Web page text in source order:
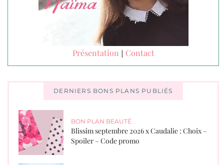
Présentation | Contact
DERNIERS BONS PLANS PUBLIÉS
BON PLAN BEAUTÉ
Blissim septembre 2026 x Caudalie : Choix –
Spoiler – Code promo